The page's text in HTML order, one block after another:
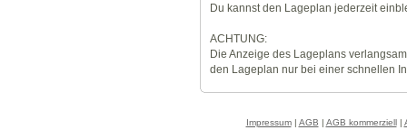
Du kannst den Lageplan jederzeit
ACHTUNG:
Die Anzeige des Lageplans
den Lageplan nur bei einer schnellen
Impressum| AGB | AGB kommerziell|